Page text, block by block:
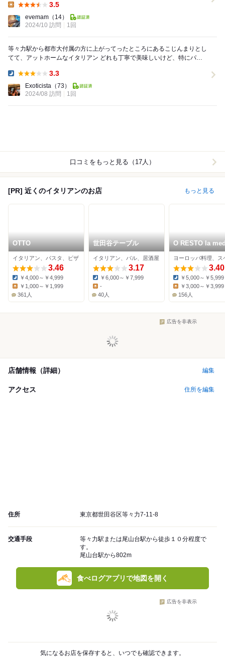
3.5
evemam （14）
2024/10 訪問
1回
等々力駅から都市大付属の方に上がってったところにあるこじんまりとし
てて、アットホームなイタリアン どれも丁寧で美味しいけど、特にパス
3.3
Exoticista （73）
2024/08 訪問
1回
口コミをもっと見る（17人）
[PR] 近くのイタリアンのお店 もっと見る
OTTO
イタリアン、パスタ、ピザ
3.46
Dinner:
￥4,000～￥4,999
￥1,000～￥1,999
361人
世田谷テーブル
イタリアン、バル、居酒屋
3.17
Dinner:
￥6,000～￥7,999
Lunch:
-
40人
O RESTO la
3.40
Dinner:
￥5,000～￥5,999
￥3,000～￥3,999
156人
広告を非表示
店舗情報（詳細） 編集
アクセス 住所を編集
住所 東京都世田谷区等々力7-11-8
交通手段
等々力駅または尾山台駅から徒歩１０分程度で
す。
尾山台駅から802m
食べログアプリで地図を開く
広告を非表示
気になるお店を保存すると、いつでも確認できます。